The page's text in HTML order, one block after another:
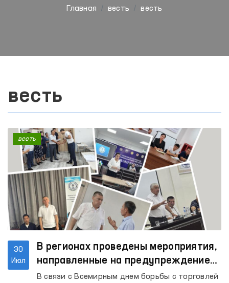
Главная весть весть
весть
30
Июл
В регионах проведены мероприятия,
направленные на предупреждение
торговли людьми и незаконной
В связи с Всемирным днем борьбы с торговлей
весть